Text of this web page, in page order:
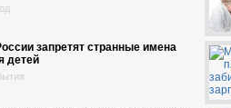
запретят странные имена
детей